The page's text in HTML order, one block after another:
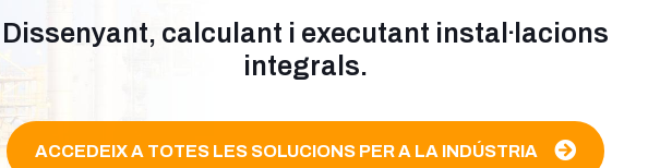
Dissenyant, calculant i executant instal·lacions
integrals.
ACCEDEIX A TOTES LES SOLUCIONS PER A LA INDÚSTRIA